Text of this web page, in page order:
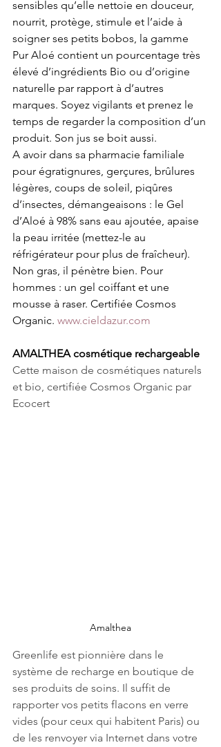
sensibles qu’elle nettoie en douceur,
nourrit, protège, stimule et l’aide à
soigner ses petits bobos, la gamme
Pur Aloé contient un pourcentage très
élevé d’ingrédients Bio ou d’origine
naturelle par rapport à d’autres
marques. Soyez vigilants et prenez le
temps de regarder la composition d’un
produit. Son jus se boit aussi.
A avoir dans sa pharmacie familiale
pour égratignures, gerçures, brûlures
légères, coups de soleil, piqûres
d’insectes, démangeaisons : le Gel
d’Aloé à 98% sans eau ajoutée, apaise
la peau irritée (mettez-le au
réfrigérateur pour plus de fraîcheur).
Non gras, il pénètre bien. Pour
hommes : un gel coiffant et une
mousse à raser. Certifiée Cosmos
Organic. www.cieldazur.com
AMALTHEA cosmétique rechargeable
Cette maison de cosmétiques naturels
et bio, certifiée Cosmos Organic par
Ecocert
Amalthea
Greenlife est pionnière dans le
système de recharge en boutique de
ses produits de soins. Il suffit de
rapporter vos petits flacons en verre
vides (pour ceux qui habitent Paris) ou
de les renvoyer via Internet dans votre